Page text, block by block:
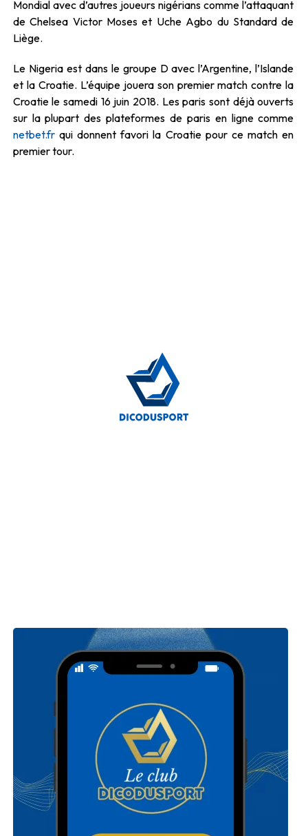
Mondial avec d’autres joueurs nigérians comme l’attaquant
de Chelsea Victor Moses et Uche Agbo du Standard de
Liège.
Le Nigeria est dans le groupe D avec l’Argentine, l’Islande
et la Croatie. L’équipe jouera son premier match contre la
Croatie le samedi 16 juin 2018. Les paris sont déjà ouverts
sur la plupart des plateformes de paris en ligne comme
netbet.frqui donnent favori la Croatie pour ce match en
premier tour.